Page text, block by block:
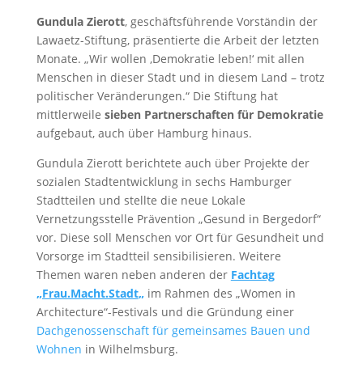
Gundula Zierott, geschäftsführende Vorständin der
Lawaetz-Stiftung, präsentierte die Arbeit der letzten
Monate. „Wir wollen ‚Demokratie leben!‘ mit allen
Menschen in dieser Stadt und in diesem Land – trotz
politischer Veränderungen.“ Die Stiftung hat
mittlerweile sieben Partnerschaften für Demokratie
aufgebaut, auch über Hamburg hinaus.
Gundula Zierott berichtete auch über Projekte der
sozialen Stadtentwicklung in sechs Hamburger
Stadtteilen und stellte die neue Lokale
Vernetzungsstelle Prävention „Gesund in Bergedorf“
vor. Diese soll Menschen vor Ort für Gesundheit und
Vorsorge im Stadtteil sensibilisieren. Weitere
Themen waren neben anderen der Fachtag
„Frau.Macht.Stadt„im Rahmen des „Women in
Architecture“-Festivals und die Gründung einer
Dachgenossenschaft für gemeinsames Bauen und
Wohnen in Wilhelmsburg.